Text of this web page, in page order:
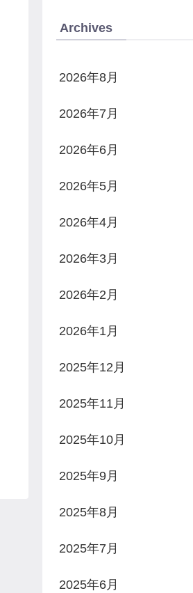
Archives
2026年8月
2026年7月
2026年6月
2026年5月
2026年4月
2026年3月
2026年2月
2026年1月
2025年12月
2025年11月
2025年10月
2025年9月
2025年8月
2025年7月
2025年6月